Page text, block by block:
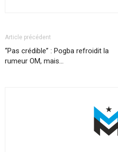
Article précédent
“Pas crédible” : Pogba refroidit la
rumeur OM, mais…